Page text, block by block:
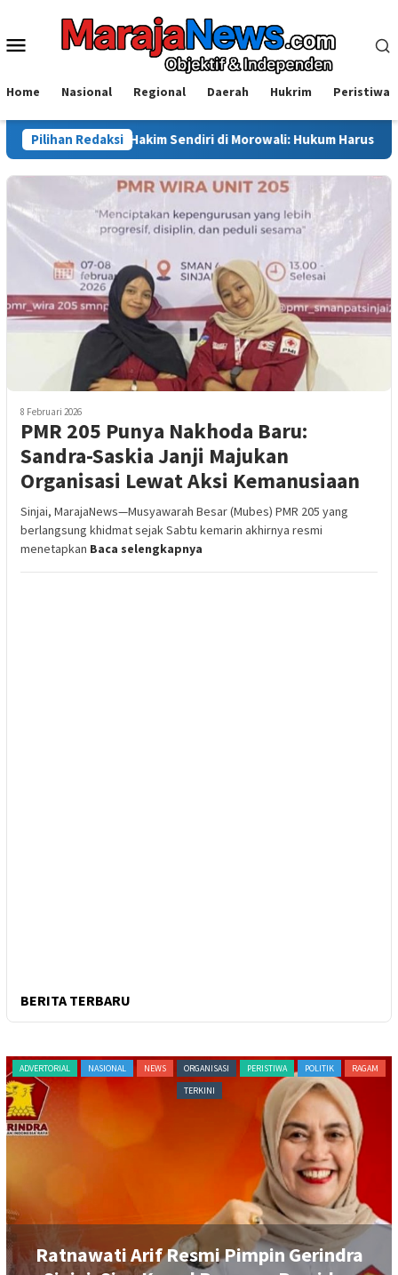
konten
Menu
Home Nasional Regional Daerah Hukrim Peristiwa
Pilihan Redaksi
Main Hakim Sendiri di Morowali: Hukum Harus Berdiri di Atas
8 Februari 2026
PMR 205 Punya Nakhoda Baru:
Sandra-Saskia Janji Majukan
Organisasi Lewat Aksi Kemanusiaan
Sinjai, MarajaNews—Musyawarah Besar (Mubes) PMR 205 yang
berlangsung khidmat sejak Sabtu kemarin akhirnya resmi
menetapkan Baca selengkapnya
BERITA TERBARU
NEWS
DEMA UIAD Serahkan Petisi Kenaikan